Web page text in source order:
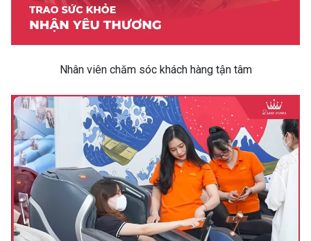
Nhân viên chăm sóc khách hàng tận tâm